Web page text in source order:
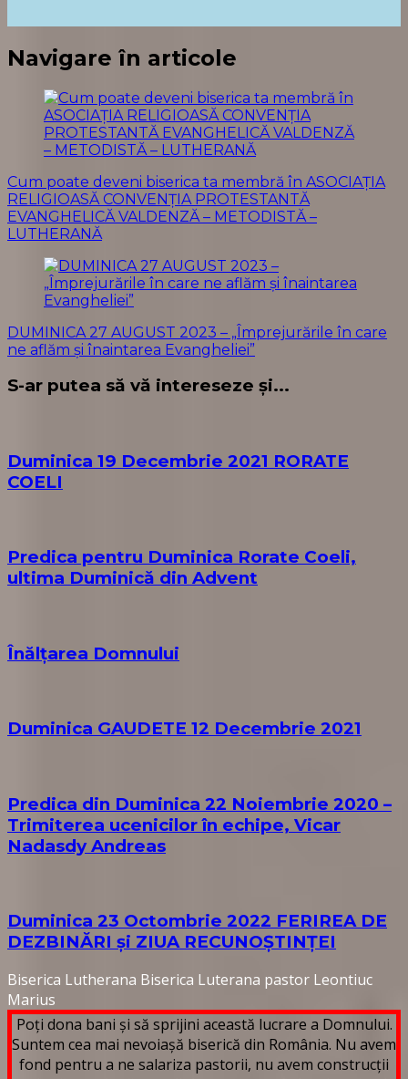
Navigare în articole
Cum poate deveni biserica ta membră în ASOCIAȚIA
RELIGIOASĂ CONVENŢIA PROTESTANTĂ
EVANGHELICĂ VALDENZĂ – METODISTĂ –
LUTHERANĂ
DUMINICA 27 AUGUST 2023 – „Împrejurările în care
ne aflăm și înaintarea Evangheliei”
S-ar putea să vă intereseze și...
Duminica 19 Decembrie 2021 RORATE
COELI
Predica pentru Duminica Rorate Coeli,
ultima Duminică din Advent
Înălțarea Domnului
Duminica GAUDETE 12 Decembrie 2021
Predica din Duminica 22 Noiembrie 2020 –
Trimiterea ucenicilor în echipe, Vicar
Nadasdy Andreas
Duminica 23 Octombrie 2022 FERIREA DE
DEZBINĂRI și ZIUA RECUNOȘTINȚEI
Biserica Lutherana Biserica Luterana pastor Leontiuc
Marius
Poți dona bani și să sprijini această lucrare a Domnului.
Suntem cea mai nevoiașă biserică din România. Nu avem
fond pentru a ne salariza pastorii, nu avem construcții